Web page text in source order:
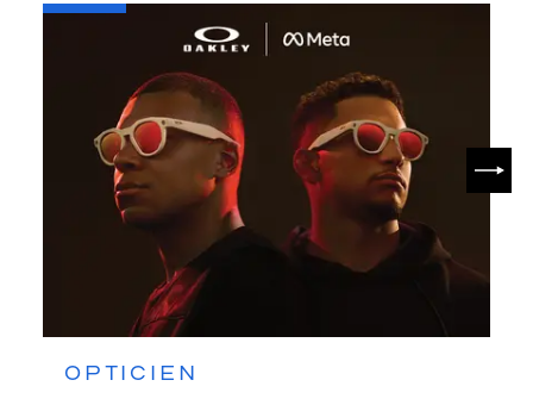
OPTICIEN
-